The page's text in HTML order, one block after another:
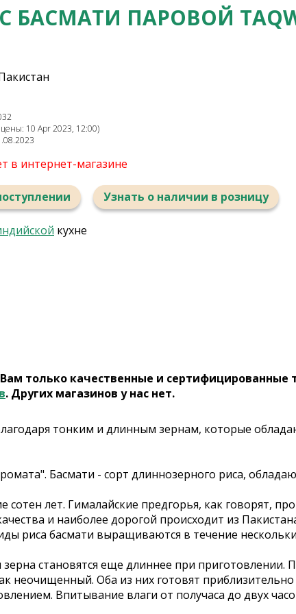
БАСМАТИ ПАРОВОЙ
10 Apr 2023, 12:00)
в интернет-магазине
Узнать о наличии в розницу
кухне
только качественные и сертифицированные
. Других магазинов у нас нет.
тонким и длинным зернам, которые
Басмати - сорт длиннозерного риса,
лет. Гималайские предгорья, как говорят,
и наиболее дорогой происходит из
риса басмати выращиваются в течение
становятся еще длиннее при приготовлении.
неочищенный. Оба из них готовят
Впитывание влаги от получаса до двух